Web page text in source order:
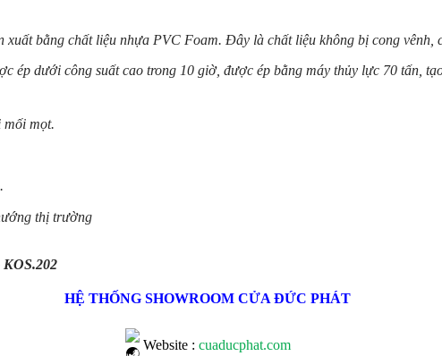
xuất bằng chất liệu nhựa PVC Foam. Đây là chất liệu không bị cong vênh,
ép dưới công suất cao trong 10 giờ, được ép bằng máy thủy lực 70 tấn,
mối mọt.
thị trường
HỆ THỐNG SHOWROOM CỬA ĐỨC PHÁT
Website : cuaducphat.com